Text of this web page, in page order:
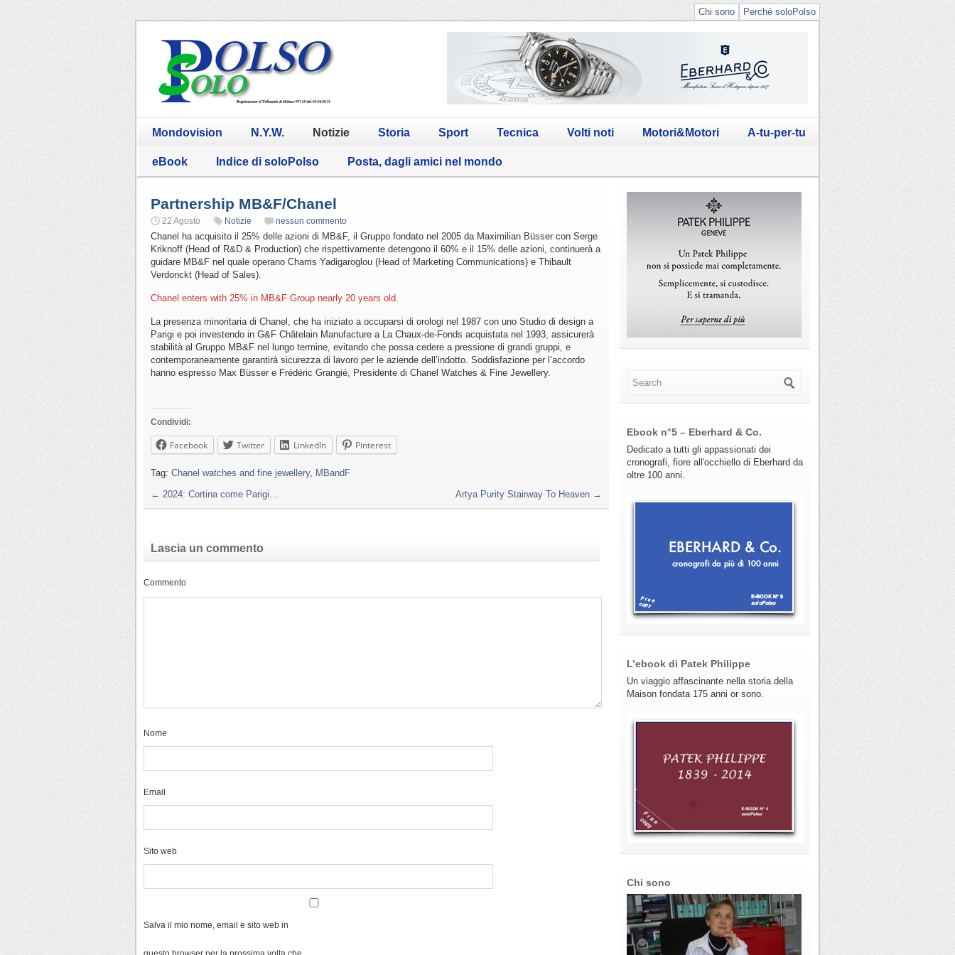
Perché soloPolso
Chi sono
Mondovision N.Y.W. Notizie Storia Sport Tecnica Volti noti Motori&Motori A-tu-per-tu
eBook Indice di soloPolso Posta, dagli amici nel mondo
Partnership MB&F/Chanel
22 Agosto Notizie nessun commento
Chanel ha acquisito il 25% delle azioni di MB&F, il Gruppo fondato nel 2005 da Maximilian Büsser con Serge
Kriknoff (Head of R&D & Production) che rispettivamente detengono il 60% e il 15% delle azioni, continuerà a
guidare MB&F nel quale operano Charris Yadigaroglou (Head of Marketing Communications) e Thibault
Verdonckt (Head of Sales).
Chanel enters with 25% in MB&F Group nearly 20 years old.
La presenza minoritaria di Chanel, che ha iniziato a occuparsi di orologi nel 1987 con uno Studio di design a
Parigi e poi investendo in G&F Châtelain Manufacture a La Chaux-de-Fonds acquistata nel 1993, assicurerà
stabilità al Gruppo MB&F nel lungo termine, evitando che possa cedere a pressione di grandi gruppi, e
contemporaneamente garantirà sicurezza di lavoro per le aziende dell’indotto. Soddisfazione per l’accordo
hanno espresso Max Büsser e Frédéric Grangié, Presidente di Chanel Watches & Fine Jewellery.
Condividi:
Facebook Twitter LinkedIn Pinterest
Tag: Chanel watches and fine jewellery, MBandF
← 2024: Cortina come Parigi… Artya Purity Stairway To Heaven →
Lascia un commento
Commento
Nome
Email
Sito web
Salva il mio nome, email e sito web in
questo browser per la prossima volta che
Ebook n°5 – Eberhard & Co.
Dedicato a tutti gli appassionati dei
cronografi, fiore all'occhiello di Eberhard da
oltre 100 anni.
L’ebook di Patek Philippe
Un viaggio affascinante nella storia della
Maison fondata 175 anni or sono.
Chi sono